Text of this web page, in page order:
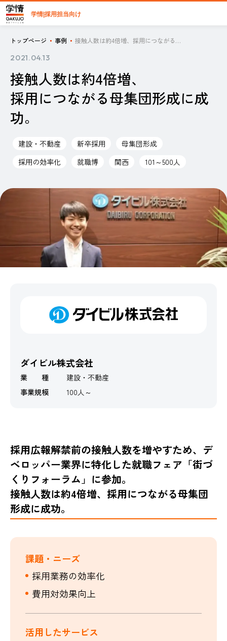
学情|採用担当向け
トップページ 事例 接触人数は約4倍増、採用につながる母集団形成に成功。
2021.04.13
接触人数は約4倍増、
採用につながる母集団形成に成
功。
建設・不動産 新卒採用
母集団形成
採用の効率化
就職博 関西 101～500人
ダイビル株式会社
業 種
建設・不動産
事業規模
100人～
採用広報解禁前の接触人数を増やすため、デ
ベロッパー業界に特化した就職フェア「街づ
くりフォーラム」に参加。
接触人数は約4倍増、採用につながる母集団
形成に成功。
課題・ニーズ
採用業務の効率化
費用対効果向上
活用したサービス